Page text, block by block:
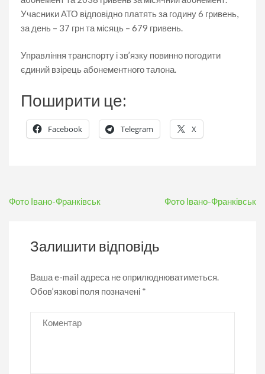
Учасники АТО відповідно платять за годину 6 гривень,
за день – 37 грн та місяць – 679 гривень.
Управління транспорту і зв’язку повинно погодити
єдиний взірець абонементного талона.
Поширити це:
Facebook Telegram X
Навігація
Фото Івано-Франківськ Фото Івано-Франківськ
Залишити відповідь
Ваша e-mail адреса не оприлюднюватиметься.
Обов’язкові поля позначені *
Коментар